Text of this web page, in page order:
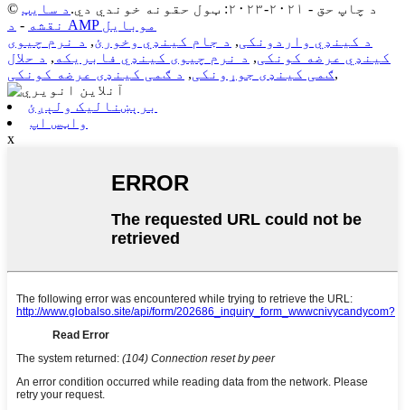
© د چاپ حق - ۲۰۲۱-۲۰۲۳: ټول حقونه خوندي دي.
د سایټ
نقشه -
د AMP موبایل
د کینډي واردونکی, د جام کینډي وخورئ, د نرم چیوی
کینډي عرضه کونکی, د نرم چیوی کینډي فابریکه , د حلال
ګمی کینډی جوړونکی, د ګمی کینډی عرضه کونکی ,
برېښنالیک ولېږئ
واټس اپ
x